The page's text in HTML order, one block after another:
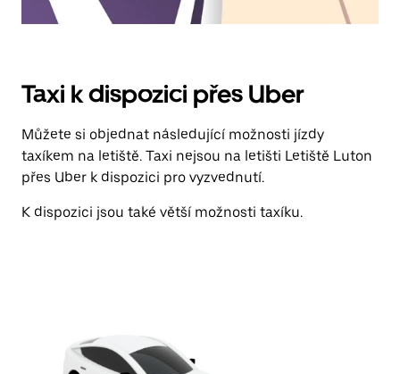
Taxi k dispozici přes Uber
Můžete si objednat následující možnosti jízdy
taxíkem na letiště. Taxi nejsou na letišti Letiště Luton
přes Uber k dispozici pro vyzvednutí.
K dispozici jsou také větší možnosti taxíku.